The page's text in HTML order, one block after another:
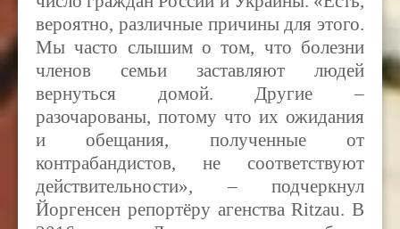
вероятно, различные причины для этого.
Мы часто слышим о том, что болезни
членов семьи заставляют людей
вернуться домой. Другие –
разочарованы, потому что их ожидания
и обещания, полученные от
контрабандистов, не соответствуют
действительности», – подчеркнул
Йоргенсен репортёру агенстваRitzau. В